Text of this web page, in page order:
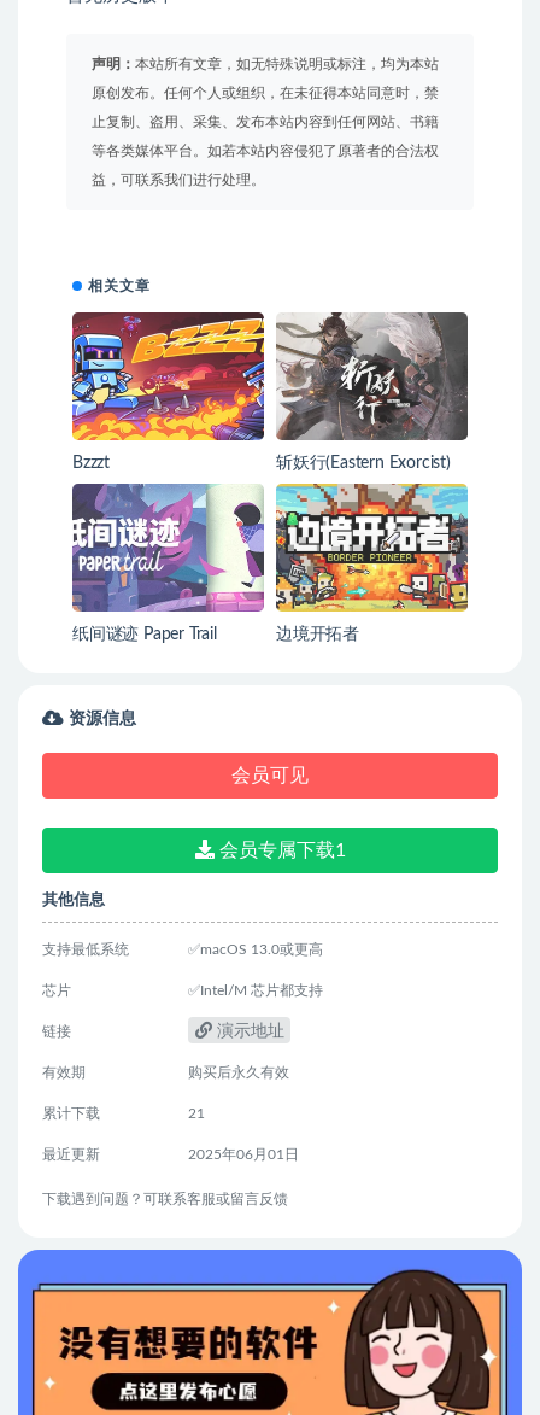
声明： 本站所有文章，如无特殊说明或标注，均为本站
原创发布。任何个人或组织，在未征得本站同意时，禁
止复制、盗用、采集、发布本站内容到任何网站、书籍
等各类媒体平台。如若本站内容侵犯了原著者的合法权
益，可联系我们进行处理。
相关文章
Bzzzt 斩妖行(Eastern Exorcist)
纸间谜迹 Paper Trail 边境开拓者
资源信息
会员可见
会员专属下载1
其他信息
支持最低系统 ✅macOS 13.0或更高
芯片 ✅Intel/M 芯片都支持
链接 演示地址
有效期 购买后永久有效
累计下载 21
最近更新 2025年06月01日
下载遇到问题？可联系客服或留言反馈